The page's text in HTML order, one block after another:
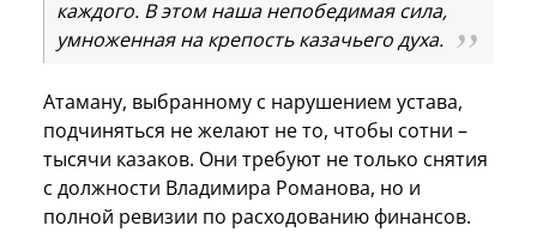
каждого. В этом наша непобедимая сила,
умноженная на крепость казачьего духа.
Атаману, выбранному с нарушением устава,
подчиняться не желают не то, чтобы сотни –
тысячи казаков. Они требуют не только снятия
с должности Владимира Романова, но и
полной ревизии по расходованию финансов.